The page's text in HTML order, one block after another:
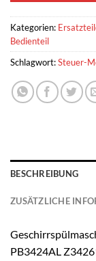
Kategorien:
Bedienteil
Schlagwort:Steuer-
BESCHREIBUNG
ZUSÄTZLICHE
PB3424AL